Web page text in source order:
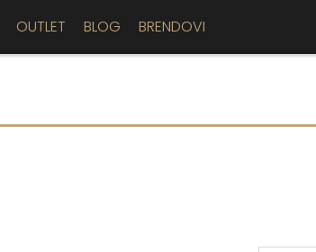
OUTLET BLOG BRENDOVI